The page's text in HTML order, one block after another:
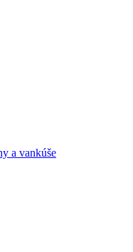
a vankúše